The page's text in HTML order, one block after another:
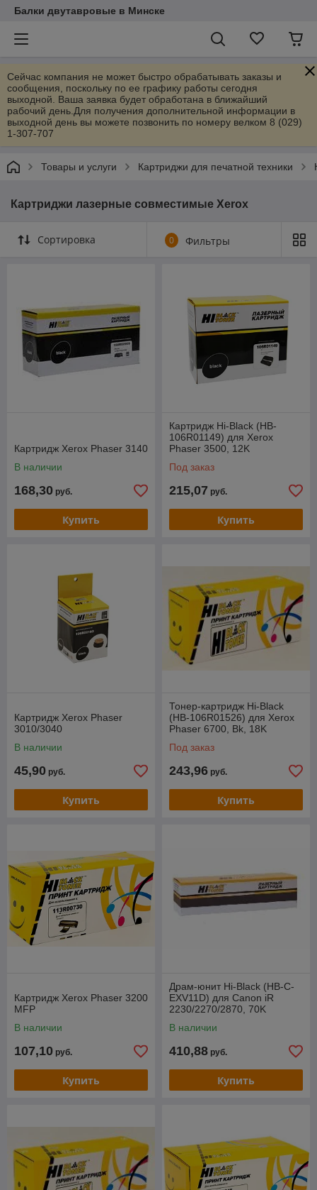
Балки двутавровые в Минске
Сейчас компания не может быстро обрабатывать заказы и
сообщения, поскольку по ее графику работы сегодня
выходной. Ваша заявка будет обработана в ближайший
рабочий день.Для получения дополнительной информации в
выходной день вы можете позвонить по номеру велком 8 (029)
1-307-707
Товары и услуги Картриджи для печатной техники
Картриджи лазерные совместимые Xerox
Сортировка 0 Фильтры
Картридж Xerox Phaser 3140
В наличии
168,30 руб.
Купить
Картридж Hi-Black (HB-
106R01149) для Xerox
Phaser 3500, 12K
Под заказ
215,07 руб.
Купить
Картридж Xerox Phaser
3010/3040
В наличии
45,90 руб.
Купить
Тонер-картридж Hi-Black
(HB-106R01526) для Xerox
Phaser 6700, Bk, 18K
Под заказ
243,96 руб.
Купить
Картридж Xerox Phaser 3200
MFP
В наличии
107,10 руб.
Купить
Драм-юнит Hi-Black (HB-C-
EXV11D) для Canon iR
2230/2270/2870, 70K
В наличии
410,88 руб.
Купить